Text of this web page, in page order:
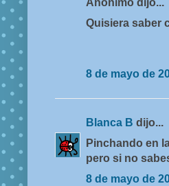
Anónimo dijo...
Quisiera saber
8 de mayo de
Blanca B dijo...
Pinchando en
pero si no
8 de mayo de